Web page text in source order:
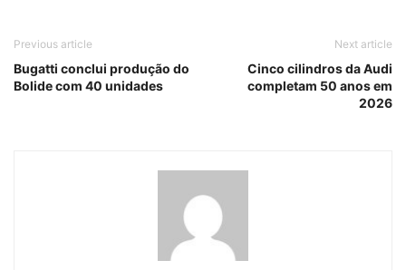
Previous article
Bugatti conclui produção do
Bolide com 40 unidades
Next article
Cinco cilindros da Audi
completam 50 anos em
2026